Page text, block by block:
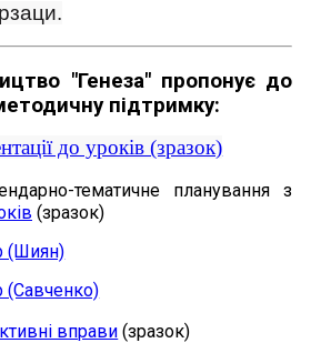
"Генеза" пропонує до
підтримку:
до уроків (зразок)
тематичне планування з
(зразок)
(Шиян)
(Савченко)
вправи (зразок)